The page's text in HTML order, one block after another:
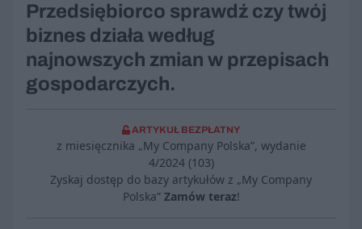
Przedsiębiorco sprawdź czy twój
biznes działa według
najnowszych zmian w przepisach
gospodarczych.
ARTYKUŁ BEZPŁATNY
z miesięcznika „My Company Polska”, wydanie
4/2024 (103)
Zyskaj dostęp do bazy artykułów z „My Company
Polska” Zamów teraz!